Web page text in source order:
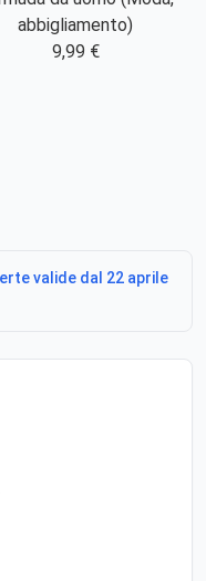
abbigliamento)
9,99 €
valide dal 22 aprile